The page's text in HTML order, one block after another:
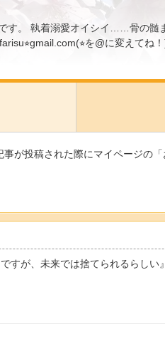
す。 執着溺愛オイシイ……骨の髄
を@に変えてね
が投稿された際にマイページの
すが、未来では捨てられるらしい